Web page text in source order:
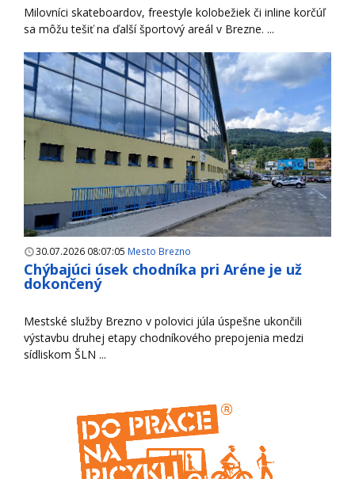
Milovníci skateboardov, freestyle kolobežiek či inline korčúľ
sa môžu tešiť na ďalší športový areál v Brezne. ...
30.07.2026 08:07:05 Mesto Brezno
Chýbajúci úsek chodníka pri Aréne je už
dokončený
Mestské služby Brezno v polovici júla úspešne ukončili
výstavbu druhej etapy chodníkového prepojenia medzi
sídliskom ŠLN ...